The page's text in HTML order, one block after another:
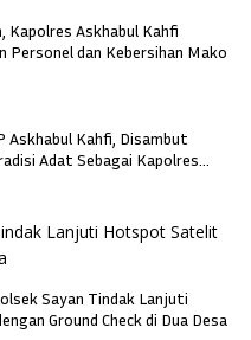
Kapolres Askhabul Kahfi
Personel dan Kebersihan Mako
Askhabul Kahfi, Disambut
Adat Sebagai Kapolres
Sayan Tindak Lanjuti
Ground Check di Dua Desa